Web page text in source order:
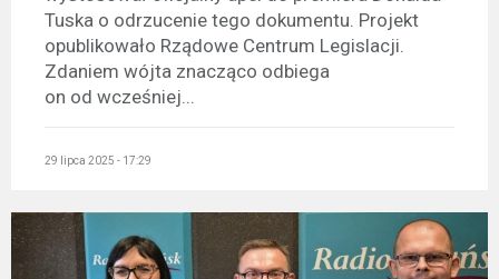
Tuska o odrzucenie tego dokumentu. Projekt
opublikowało Rządowe Centrum Legislacji.
Zdaniem wójta znacząco odbiega
on od wcześniej...
29 lipca 2025 - 17:29